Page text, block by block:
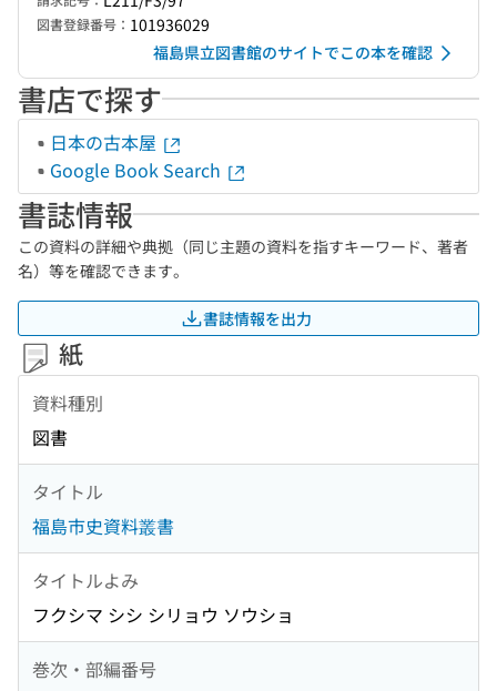
図書登録番号： 101936029
福島県立図書館のサイトでこの本を確認
書店で探す
日本の古本屋
Google Book Search
書誌情報
この資料の詳細や典拠（同じ主題の資料を指すキーワード、著者
名）等を確認できます。
書誌情報を出力
紙
資料種別
図書
タイトル
福島市史資料叢書
タイトルよみ
フクシマ シシ シリョウ ソウショ
巻次・部編番号